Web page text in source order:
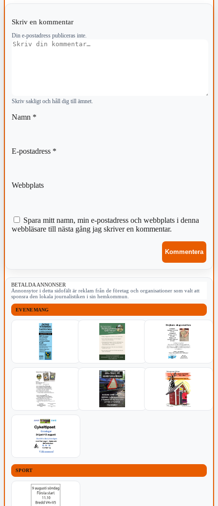
Skriv en kommentar
Din e-postadress publiceras inte.
Kommentar
Skriv sakligt och håll dig till ämnet.
Namn *
E-postadress *
Webbplats
Spara mitt namn, min e-postadress och webbplats i denna
webbläsare till nästa gång jag skriver en kommentar.
BETALDA ANNONSER
Annonsytor i detta sidofält är reklam från de företag och organisationer som valt att
sponsra den lokala journalistiken i sin hemkommun.
EVENEMANG
SPORT